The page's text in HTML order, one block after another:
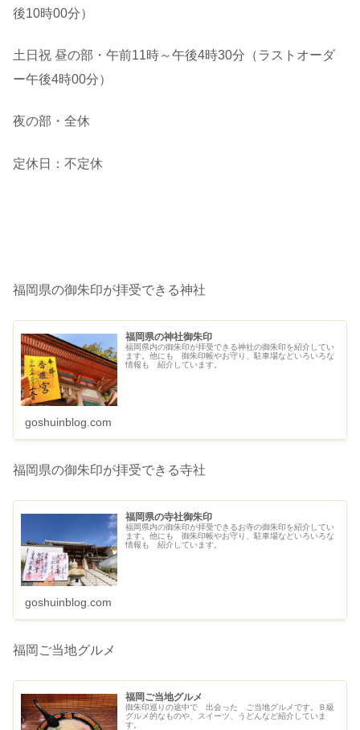
後10時00分）
土日祝 昼の部・午前11時～午後4時30分（ラストオーダ
ー午後4時00分）
夜の部・全休
定休日：不定休
福岡県の御朱印が拝受できる神社
福岡県の神社御朱印
福岡県内の御朱印が拝受できる神社の御朱印を紹介してい
ます。他にも 御朱印帳やお守り、駐車場などいろいろな
情報も 紹介しています。
goshuinblog.com
福岡県の御朱印が拝受できる寺社
福岡県の寺社御朱印
福岡県内の御朱印が拝受できるお寺の御朱印を紹介してい
ます。他にも 御朱印帳やお守り、駐車場などいろいろな
情報も 紹介しています。
goshuinblog.com
福岡ご当地グルメ
福岡ご当地グルメ
御朱印巡りの途中で 出会った ご当地グルメです。Ｂ級
グルメ的なものや、スイーツ、うどんなど紹介していま
す。